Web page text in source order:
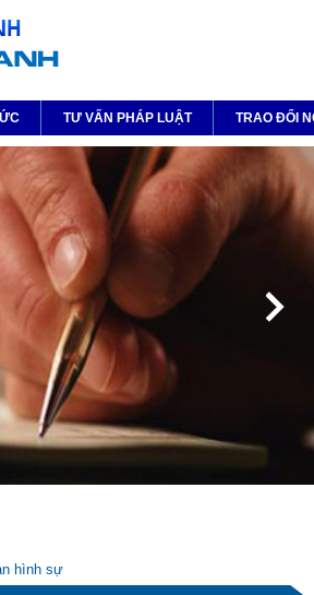
TƯ VẤN PHÁP LUẬT TRAO ĐỔI
hình sự